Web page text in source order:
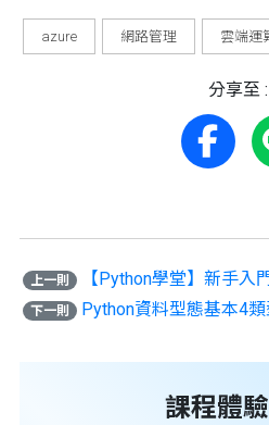
azure 網路管理 雲端運
分享至 :
上一則 【Python學堂】新手入門第
下一則 Python資料型態基本4
課程體